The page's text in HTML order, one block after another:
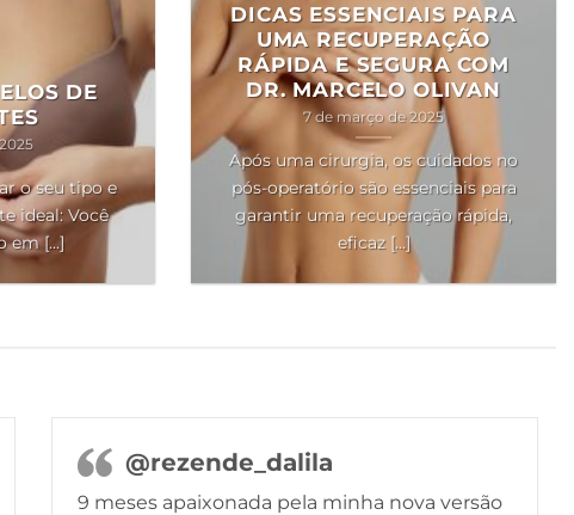
DE
o seu tipo e
ideal: Você
em [...]
DICAS ESSENCIAIS PARA
UMA RECUPERAÇÃO
RÁPIDA E SEGURA COM
DR. MARCELO OLIVAN
7 de março de 2025
Após uma cirurgia, os cuidados no
pós-operatório são essenciais para
garantir uma recuperação rápida,
eficaz [...]
@rezende_dalila
9 meses apaixonada pela minha nova versão